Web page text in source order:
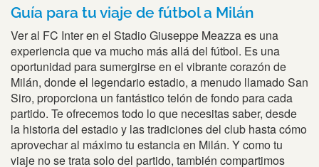
Guía para tu viaje de fútbol a Milán
Ver al FC Inter en el Stadio Giuseppe Meazza es una
experiencia que va mucho más allá del fútbol. Es una
oportunidad para sumergirse en el vibrante corazón de
Milán, donde el legendario estadio, a menudo llamado San
Siro, proporciona un fantástico telón de fondo para cada
partido. Te ofrecemos todo lo que necesitas saber, desde
la historia del estadio y las tradiciones del club hasta cómo
aprovechar al máximo tu estancia en Milán. Y como tu
viaje no se trata solo del partido, también compartimos